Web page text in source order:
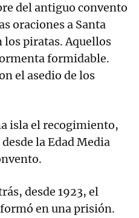
del antiguo convento
oraciones a Santa
los piratas. Aquellos
formidable.
el asedio de los
isla el recogimiento,
la Edad Media
desde 1923, el
en una prisión.